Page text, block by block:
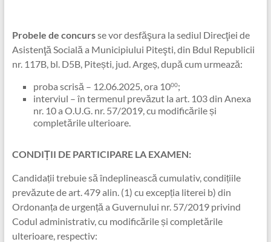
Probele de concursse vor desfăşura la sediul Direcţiei de
Asistenţă Socială a Municipiului Piteşti, din Bdul Republicii
nr. 117B, bl. D5B, Pitești, jud. Argeș, după cum urmează:
proba scrisă – 12.06.2025, ora 1000;
interviul – în termenul prevăzut la art. 103 din Anexa
nr. 10 a O.U.G. nr. 57/2019, cu modificările și
completările ulterioare.
CONDIȚII DE PARTICIPARE LA EXAMEN:
Candidații trebuie să îndeplinească cumulativ, condițiile
prevăzute de art. 479 alin. (1) cu excepția literei b) din
Ordonanța de urgență a Guvernului nr. 57/2019 privind
Codul administrativ, cu modificările și completările
ulterioare, respectiv: